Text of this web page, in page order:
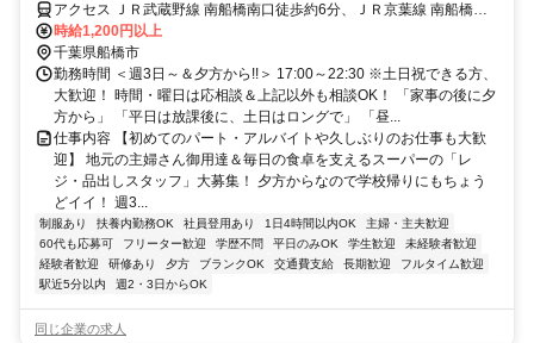
アクセス ＪＲ武蔵野線 南船橋南口徒歩約6分、ＪＲ京葉線 南船橋南
口徒歩約6分、京成本線 船橋競馬場南口徒歩約20分 JR京葉線「南船
橋駅」直結！
時給1,200円以上
千葉県船橋市
勤務時間 ＜週3日～＆夕方から!!＞ 17:00～22:30 ※土日祝できる方、
大歓迎！ 時間・曜日は応相談＆上記以外も相談OK！ 「家事の後に夕
方から」 「平日は放課後に、土日はロングで」 「昼...
仕事内容 【初めてのパート・アルバイトや久しぶりのお仕事も大歓
迎】 地元の主婦さん御用達＆毎日の食卓を支えるスーパーの「レ
ジ・品出しスタッフ」大募集！ 夕方からなので学校帰りにもちょう
どイイ！ 週3...
制服あり 扶養内勤務OK 社員登用あり 1日4時間以内OK
主婦・主夫歓迎
60代も応募可
フリーター歓迎 学歴不問 平日のみOK 学生歓迎
未経験者歓迎
経験者歓迎
研修あり 夕方 ブランクOK 交通費支給 長期歓迎
フルタイム歓迎
駅近5分以内
週2・3日からOK
同じ企業の求人